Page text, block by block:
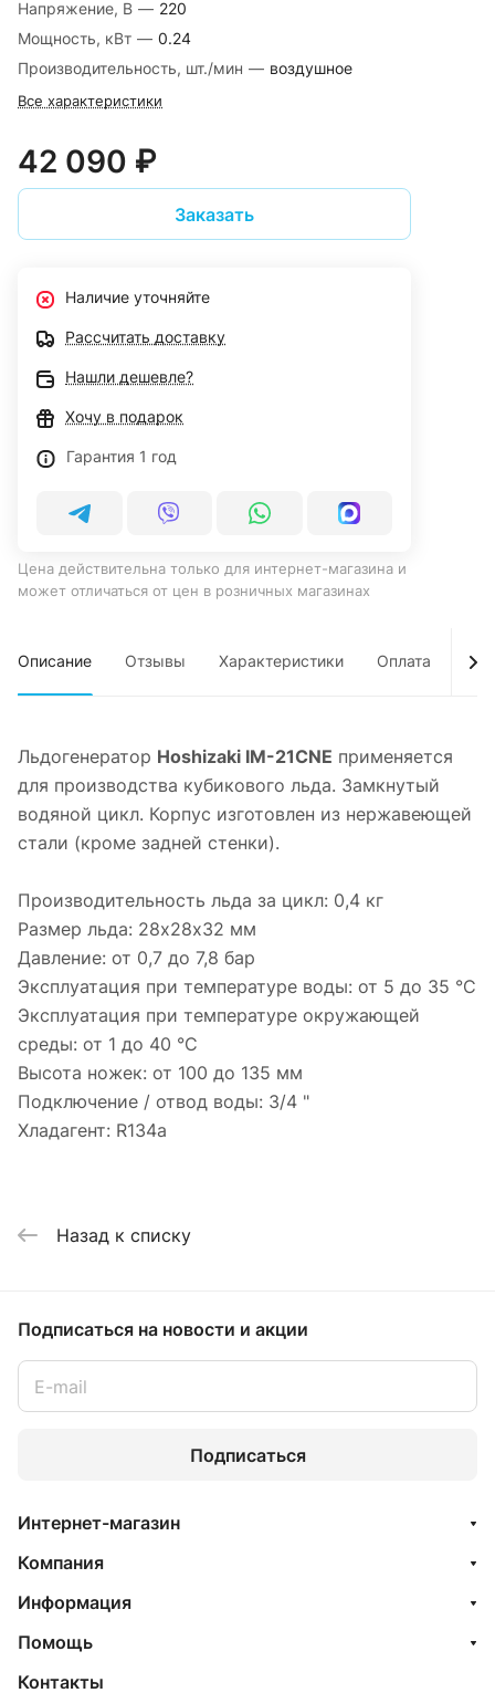
Напряжение, В — 220
Мощность, кВт — 0.24
Производительность, шт./мин — воздушное
Все характеристики
42 090 ₽
Заказать
Наличие уточняйте
Рассчитать доставку
Нашли дешевле?
Хочу в подарок
Гарантия 1 год
Цена действительна только для интернет-магазина и
может отличаться от цен в розничных магазинах
Описание Отзывы Характеристики Оплата
Льдогенератор Hoshizaki IM-21CNE применяется
для производства кубикового льда. Замкнутый
водяной цикл. Корпус изготовлен из нержавеющей
стали (кроме задней стенки).
Производительность льда за цикл: 0,4 кг
Размер льда: 28х28х32 мм
Давление: от 0,7 до 7,8 бар
Эксплуатация при температуре воды: от 5 до 35 °С
Эксплуатация при температуре окружающей
среды: от 1 до 40 °С
Высота ножек: от 100 до 135 мм
Подключение / отвод воды: 3/4 "
Хладагент: R134a
Назад к списку
Подписаться на новости и акции
Подписаться
Интернет-магазин
Компания
Информация
Помощь
Контакты